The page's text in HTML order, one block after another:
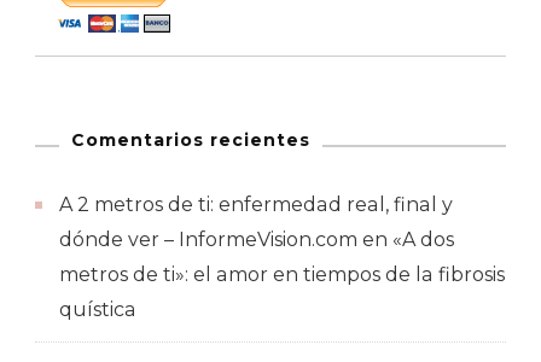
Comentarios recientes
A 2 metros de ti: enfermedad real, final y
dónde ver – InformeVision.com en «A dos
metros de ti»: el amor en tiempos de la fibrosis
quística